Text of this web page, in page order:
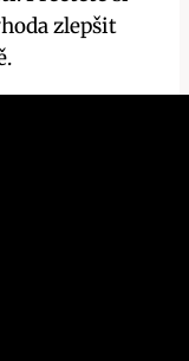
zlepšit